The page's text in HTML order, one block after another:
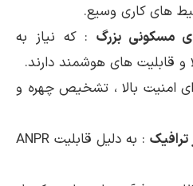
های کاری وسیع.
مسکونی بزرگ : که نیاز به
قابلیت های هوشمند دارند.
امنیت بالا ، تشخیص چهره و
: به دلیل قابلیت ANPR